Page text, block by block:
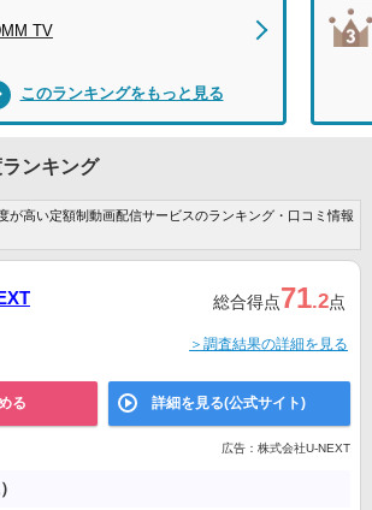
TV
このランキングをもっと見る
ンキング
が高い定額制動画配信サービスのランキング・口コミ情報
総合得点71.2点
＞調査結果の詳細を見る
る 詳細を見る(公式サイト)
広告：株式会社U-NEXT